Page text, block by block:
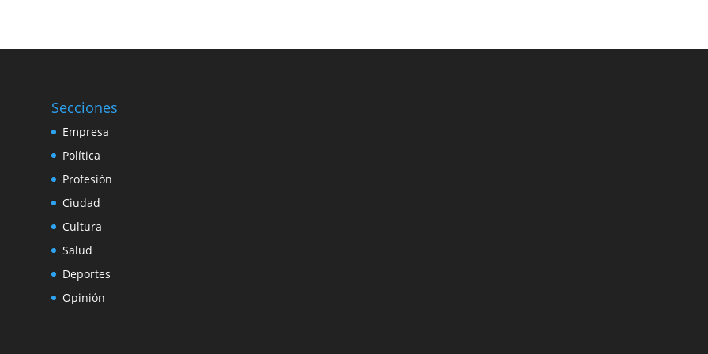
Secciones
Empresa
Política
Profesión
Ciudad
Cultura
Salud
Deportes
Opinión